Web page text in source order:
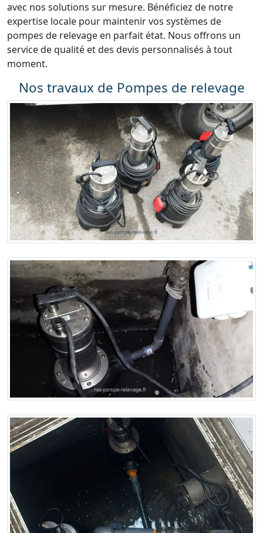
avec nos solutions sur mesure. Bénéficiez de notre
expertise locale pour maintenir vos systèmes de
pompes de relevage en parfait état. Nous offrons un
service de qualité et des devis personnalisés à tout
moment.
Nos travaux de Pompes de relevage